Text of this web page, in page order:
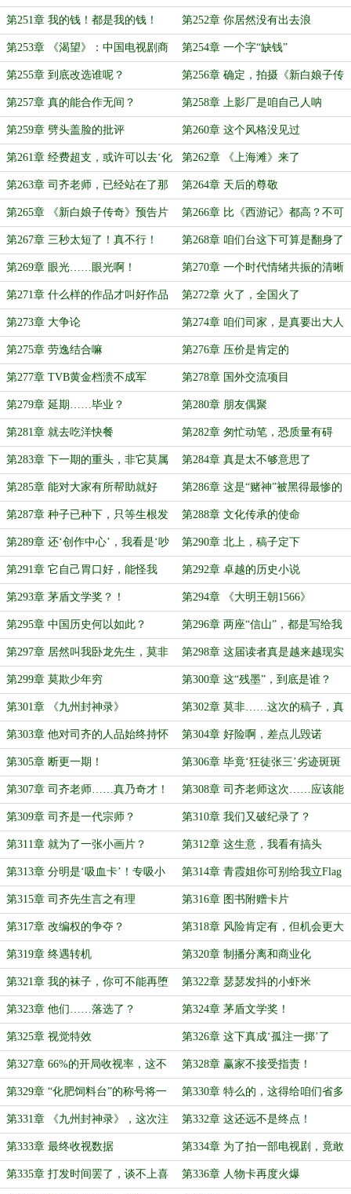
第251章 我的钱！都是我的钱！ 第252章 你居然没有出去浪
第253章 《渴望》：中国电视剧商
业化的开端
第254章 一个字“缺钱”
第255章 到底改选谁呢？ 第256章 确定，拍摄《新白娘子传
奇》？
第257章 真的能合作无间？ 第258章 上影厂是咱自己人呐
第259章 劈头盖脸的批评 第260章 这个风格没见过
第261章 经费超支，或许可以去‘化
缘’
第262章 《上海滩》来了
第263章 司齐老师，已经站在了那
里
第264章 天后的尊敬
第265章 《新白娘子传奇》预告片 第266章 比《西游记》都高？不可
能
第267章 三秒太短了！真不行！ 第268章 咱们台这下可算是翻身了
第269章 眼光……眼光啊！ 第270章 一个时代情绪共振的清晰
刻度
第271章 什么样的作品才叫好作品 第272章 火了，全国火了
第273章 大争论 第274章 咱们司家，是真要出大人
物了
第275章 劳逸结合嘛 第276章 压价是肯定的
第277章 TVB黄金档溃不成军 第278章 国外交流项目
第279章 延期……毕业？ 第280章 朋友偶聚
第281章 就去吃洋快餐 第282章 匆忙动笔，恐质量有碍
第283章 下一期的重头，非它莫属 第284章 真是太不够意思了
第285章 能对大家有所帮助就好 第286章 这是“赌神”被黑得最惨的
一次
第287章 种子已种下，只等生根发
芽
第288章 文化传承的使命
第289章 还‘创作中心’，我看是‘吵
架中心’还差不多
第290章 北上，稿子定下
第291章 它自己胃口好，能怪我
吗？
第292章 卓越的历史小说
第293章 茅盾文学奖？！ 第294章 《大明王朝1566》
第295章 中国历史何以如此？ 第296章 两座“信山”，都是写给我
的？
第297章 居然叫我卧龙先生，莫非
他在讽刺我？
第298章 这届读者真是越来越现实
了
第299章 莫欺少年穷 第300章 这“残墨”，到底是谁？
第301章 《九州封神录》 第302章 莫非……这次的稿子，真
的非同凡响？
第303章 他对司齐的人品始终持怀
疑态度
第304章 好险啊，差点儿毁诺
第305章 断更一期！ 第306章 毕竟‘狂徒张三’劣迹斑斑
呐
第307章 司齐老师……真乃奇才！ 第308章 司齐老师这次……应该能
靠点谱吧？
第309章 司齐是一代宗师？ 第310章 我们又破纪录了？
第311章 就为了一张小画片？ 第312章 这生意，我看有搞头
第313章 分明是‘吸血卡’！专吸小
孩零花钱！
第314章 青霞姐你可别给我立Flag
第315章 司齐先生言之有理 第316章 图书附赠卡片
第317章 改编权的争夺？ 第318章 风险肯定有，但机会更大
第319章 终遇转机 第320章 制播分离和商业化
第321章 我的袜子，你可不能再堕
落下去了
第322章 瑟瑟发抖的小虾米
第323章 他们……落选了？ 第324章 茅盾文学奖！
第325章 视觉特效 第326章 这下真成‘孤注一掷’了
第327章 66%的开局收视率，这不
是在呓语吗？
第328章 赢家不接受指责！
第329章 “化肥饲料台”的称号将一
去不复还
第330章 特么的，这得给咱们省多
少广告费啊
第331章 《九州封神录》，这次注
定要成为传奇了
第332章 这还远不是终点！
第333章 最终收视数据 第334章 为了拍一部电视剧，竟敢
下如此重注？
第335章 打发时间罢了，谈不上喜 第336章 人物卡再度火爆